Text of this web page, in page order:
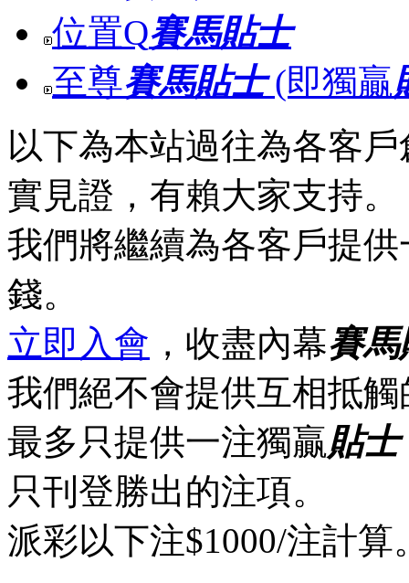
位置Q賽馬貼士
至尊賽馬貼士(即獨贏
以下為本站過往為各客
實見證，有賴大家支持。
我們將繼續為各客戶提
錢。
立即入會 ，收盡內幕賽
我們絕不會提供互相抵觸
最多只提供一注獨贏貼士
只刊登勝出的注項。
派彩以下注$1000/注計算